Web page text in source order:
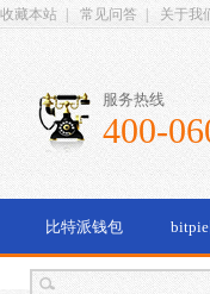
收藏本站 常见问答 关于我
服务热线
400-
比特派钱包